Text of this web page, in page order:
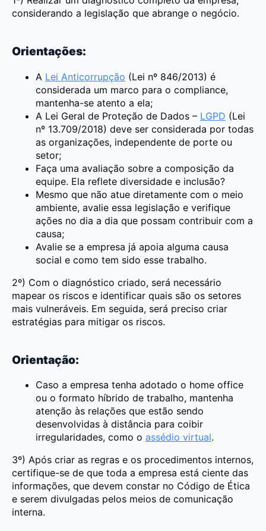
considerando a legislação que abrange o negócio.
Orientações:
A Lei Anticorrupção (Lei nº 846/2013) é
considerada um marco para o compliance,
mantenha-se atento a ela;
A Lei Geral de Proteção de Dados – LGPD (Lei
nº 13.709/2018) deve ser considerada por todas
as organizações, independente de porte ou
setor;
Faça uma avaliação sobre a composição da
equipe. Ela reflete diversidade e inclusão?
Mesmo que não atue diretamente com o meio
ambiente, avalie essa legislação e verifique
ações no dia a dia que possam contribuir com a
causa;
Avalie se a empresa já apoia alguma causa
social e como tem sido esse trabalho.
2º) Com o diagnóstico criado, será necessário
mapear os riscos e identificar quais são os setores
mais vulneráveis. Em seguida, será preciso criar
estratégias para mitigar os riscos.
Orientação:
Caso a empresa tenha adotado o home office
ou o formato híbrido de trabalho, mantenha
atenção às relações que estão sendo
desenvolvidas à distância para coibir
irregularidades, como o assédio virtual.
3º) Após criar as regras e os procedimentos internos,
certifique-se de que toda a empresa está ciente das
informações, que devem constar no Código de Ética
e serem divulgadas pelos meios de comunicação
interna.